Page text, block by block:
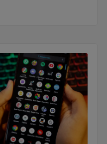
pelo pai.